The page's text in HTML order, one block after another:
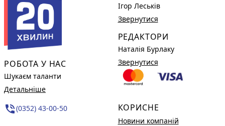
РОБОТА У НАС
Шукаєм таланти
Детальніше
phone_in_talk(0352) 43-00-50
Ігор Леськів
Звернутися
РЕДАКТОРИ
Наталія Бурлаку
Звернутися
КОРИСНЕ
Новини компаній